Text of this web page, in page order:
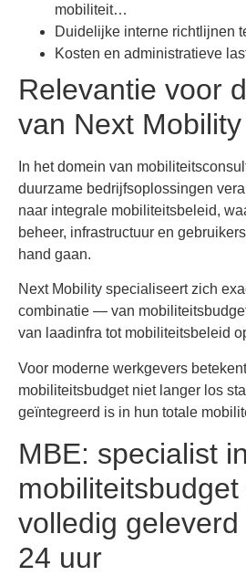
mobiliteit…
Duidelijke interne richtlijnen
Kosten en administratieve
Relevantie voor
van Next Mobility
In het domein van
duurzame bedrijfsoplossingen
naar integrale mobiliteitsbeleid,
beheer, infrastructuur en
hand gaan.
Next Mobility specialiseert zich
combinatie — van
van laadinfra tot mobiliteitsbeleid
Voor moderne werkgevers
mobiliteitsbudget niet langer los
geïntegreerd is in hun totale
MBE: specialist
volledig geleverd
24 uur